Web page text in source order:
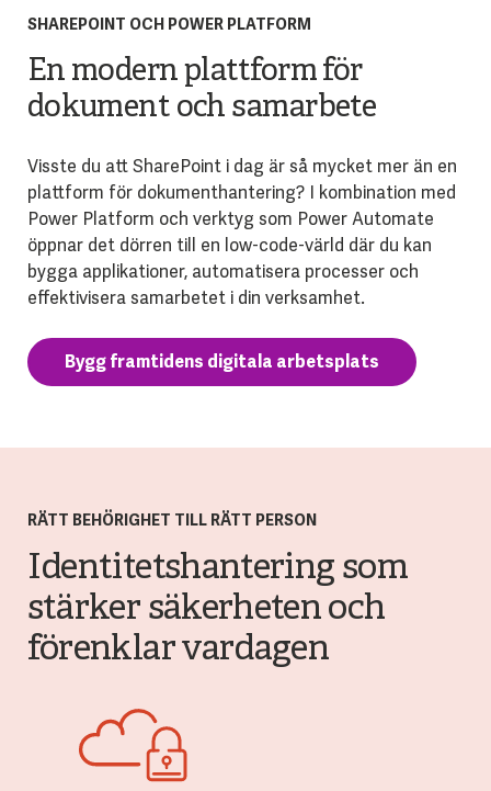
SHAREPOINT OCH POWER PLATFORM
En modern plattform för
dokument och samarbete
Visste du att SharePoint i dag är så mycket mer än en
plattform för dokumenthantering? I kombination med
Power Platform och verktyg som Power Automate
öppnar det dörren till en low-code-värld där du kan
bygga applikationer, automatisera processer och
effektivisera samarbetet i din verksamhet.
Bygg framtidens digitala arbetsplats
RÄTT BEHÖRIGHET TILL RÄTT PERSON
Identitetshantering som
stärker säkerheten och
förenklar vardagen